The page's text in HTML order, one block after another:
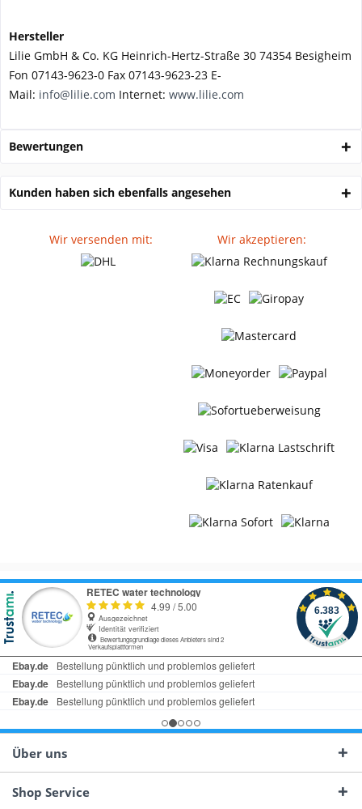
Hersteller
Lilie GmbH & Co. KG Heinrich-Hertz-Straße 30 74354 Besigheim
Fon 07143-9623-0 Fax 07143-9623-23 E-
Mail: info@lilie.com Internet: www.lilie.com
Bewertungen
Kunden haben sich ebenfalls angesehen
Wir versenden mit: Wir akzeptieren:
Über uns
Shop Service